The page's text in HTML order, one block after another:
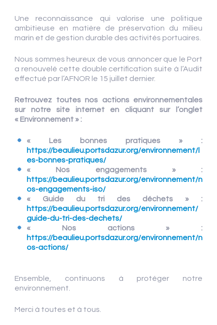
Une reconnaissance qui valorise une politique
ambitieuse en matière de préservation du milieu
marin et de gestion durable des activités portuaires.
Nous sommes heureux de vous annoncer que le Port
a renouvelé cette double certification suite à l’Audit
effectué par l’AFNOR le 15 juillet dernier.
Retrouvez toutes nos actions environnementales
sur notre site internet en cliquant sur l’onglet
« Environnement » :
« Les bonnes pratiques » :
https://beaulieu.portsdazur.org/environnement/l
es-bonnes-pratiques/
« Nos engagements » :
https://beaulieu.portsdazur.org/environnement/n
os-engagements-iso/
« Guide du tri des déchets » :
https://beaulieu.portsdazur.org/environnement/
guide-du-tri-des-dechets/
« Nos actions » :
https://beaulieu.portsdazur.org/environnement/n
os-actions/
Ensemble, continuons à protéger notre
environnement.
Merci à toutes et à tous.